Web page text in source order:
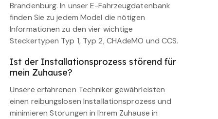
Brandenburg. In unser E-Fahrzeugdatenbank
finden Sie zu jedem Model die nötigen
Informationen zu den vier wichtige
Steckertypen Typ 1, Typ 2, CHAdeMO und CCS.
Ist der Installationsprozess störend für
mein Zuhause?
Unsere erfahrenen Techniker gewährleisten
einen reibungslosen Installationsprozess und
minimieren Störungen in Ihrem Zuhause in